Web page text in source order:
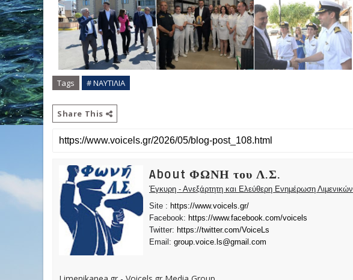
Tags # ΝΑΥΤΙΛΙΑ
Share This
About ΦΩΝΗ του Λ.Σ.
Έγκυρη - Ανεξάρτητη και Ελεύθερη Ενημέρωση Λιμενικών
Site : https://www.voicels.gr/
Facebook: https://www.facebook.com/voicels
Twitter: https://twitter.com/VoiceLs
Email: group.voice.ls@gmail.com